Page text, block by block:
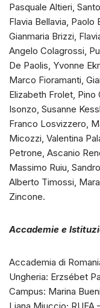
Pasquale Altieri,
Flavia Bellavia, Paolo
Gianmaria Brizzi,
Angelo Colagrossi,
De Paolis, Yvonne
Marco Fioramanti,
Elizabeth Frolet,
Isonzo, Susanne
Franco Losvizzero,
Micozzi, Valentina
Petrone, Ascanio
Massimo Ruiu,
Alberto Timossi,
Zincone.
Accademie e
Accademia di
Ungheria: Erzsébet
Campus: Marina
Liana Miuccio; RUFA